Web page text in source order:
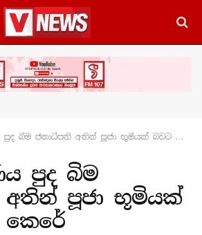
බිම ජනාධිපති අතින් පූජා භූමියක් බවට පත් කෙරේ
පුද බිම
අතින් පූජා භූමියක්